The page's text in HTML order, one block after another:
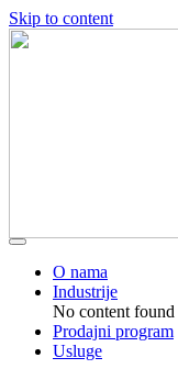
Skip to content
O nama
Industrije
No content found
Prodajni program
Usluge